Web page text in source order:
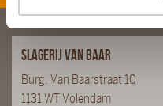
Slagerij van Baar
Burg. Van Baarstraat 10
1131 WT Volendam